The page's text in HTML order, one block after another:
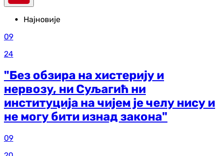
Најновије
09
24
"Без обзира на хистерију и
нервозу, ни Суљагић ни
институција на чијем је челу нису и
не могу бити изнад закона"
09